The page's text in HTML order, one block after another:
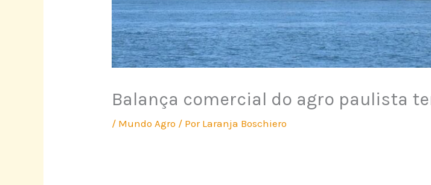
Balança comercial do agro paulista
/ Mundo Agro / Por Laranja Boschiero